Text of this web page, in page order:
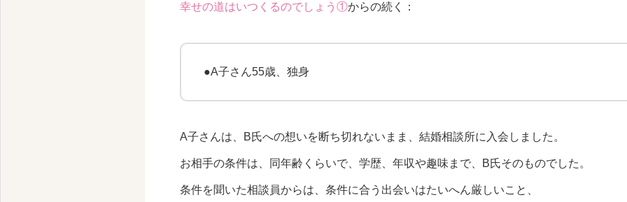
幸せの道はいつくるのでしょう①からの続く：
●A子さん55歳、独身
A子さんは、B氏への想いを断ち切れないまま、結婚相談所に入会しました。
お相手の条件は、同年齢くらいで、学歴、年収や趣味まで、B氏そのものでした。
条件を聞いた相談員からは、条件に合う出会いはたいへん厳しいこと、